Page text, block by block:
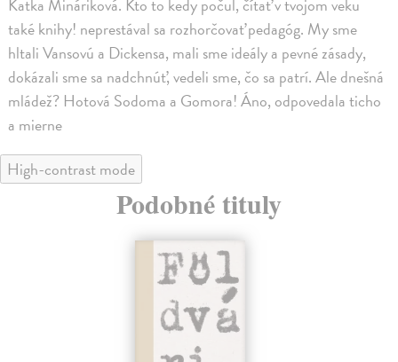
také knihy! neprestával sa rozhorčovať pedagóg. My sme
hltali Vansovú a Dickensa, mali sme ideály a pevné zásady,
dokázali sme sa nadchnúť, vedeli sme, čo sa patrí. Ale dnešná
mládež? Hotová Sodoma a Gomora! Áno, odpovedala ticho
a mierne
High-contrast mode
Podobné tituly